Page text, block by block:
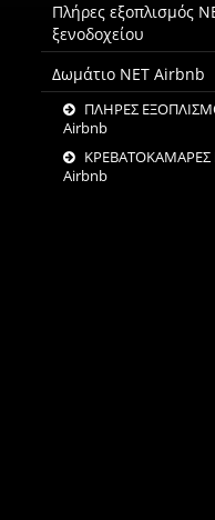
Πλήρες εξοπλισμός
ξενοδοχείου
Δωμάτιο NET Airbnb
ΠΛΗΡΕΣ
Airbnb
ΚΡΕΒΑΤΟΚΑΜΑΡΕΣ
Airbnb